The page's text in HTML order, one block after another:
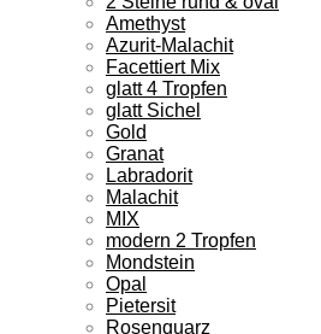
Amethyst
Azurit-Malachit
Facettiert Mix
glatt 4 Tropfen
glatt Sichel
Gold
Granat
Labradorit
Malachit
MIX
modern 2 Tropfen
Mondstein
Opal
Pietersit
Rosenquarz